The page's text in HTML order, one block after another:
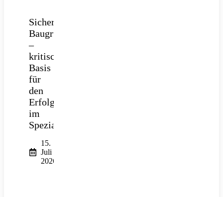
Sichere
Baugrube
–
kritische
Basis
für
den
Erfolg
im
Spezialtiefbau
15.
Juli
2026